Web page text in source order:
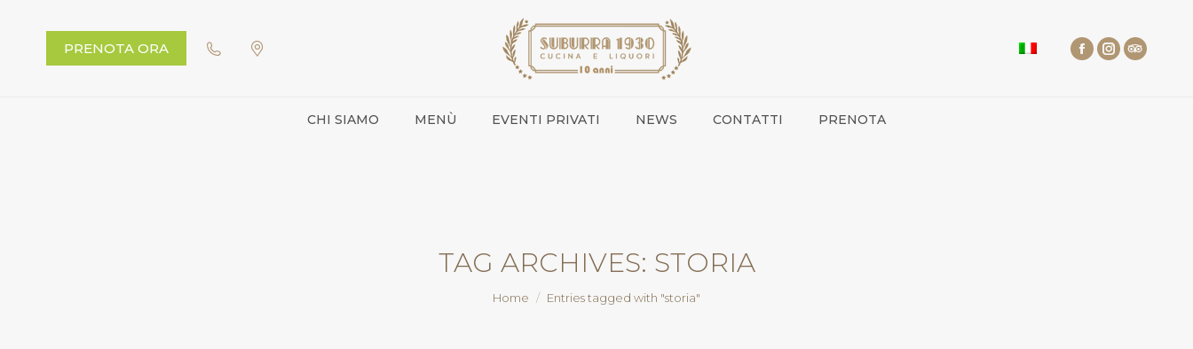
PRENOTA ORA
CHI SIAMO MENÙ EVENTI PRIVATI NEWS CONTATTI PRENOTA
TAG ARCHIVES: STORIA
You are here:
Home Entries tagged with "storia"